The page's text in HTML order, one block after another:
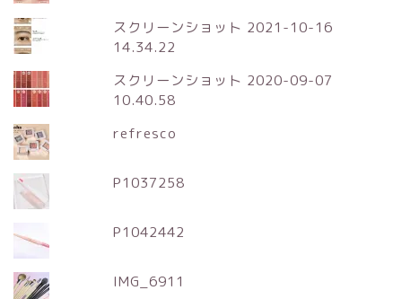
スクリーンショット 2021-10-16
14.34.22
スクリーンショット 2020-09-07
10.40.58
refresco
P1037258
P1042442
IMG_6911